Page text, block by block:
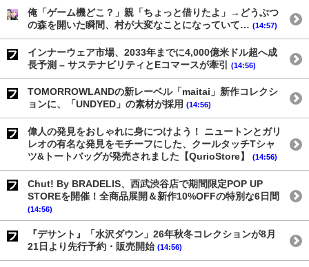
俺「ゲーム機どこ？」親「ちょっと借りたよ」→どうぶつ
の森を開いた瞬間、村が大変なことになっていて… (14:57)
インナーウェア市場、2033年までに4,000億米ドル超へ成
長予測 – サステナビリティとEコマースが牽引
(14:56)
TOMORROWLANDの新レーベル「maitai」新作コレクシ
ョンに、「UNDYED」の素材が採用 (14:56)
偉人の発見をおしゃれに身につけよう！ ニュートンとガリ
レオの有名な発見をモチーフにした、クールタッチTシャ
ツ&トートバッグが発売されました【QurioStore】
(14:56)
Chut! By BRADELIS、西武渋谷店で期間限定POP UP
STOREを開催！全商品展開＆新作10%OFFの特別な6日間
(14:56)
『デサント』「水沢ダウン」26年秋冬コレクションが8月
21日より先行予約・販売開始 (14:56)